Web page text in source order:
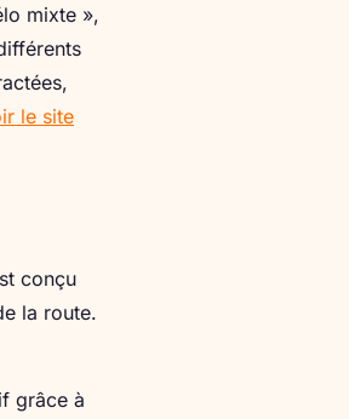
mixte »,
le site
conçu
la route.
grâce à